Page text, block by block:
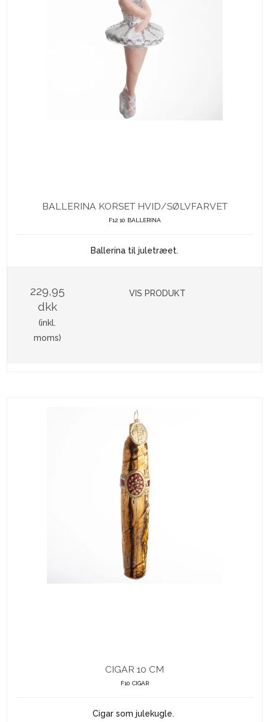
BALLERINA KORSET HVID/SØLVFARVET
F12 10 BALLERINA
Ballerina til juletræet.
229,95
dkk
(inkl.
moms)
VIS PRODUKT
CIGAR 10 CM
F10 CIGAR
Cigar som julekugle.